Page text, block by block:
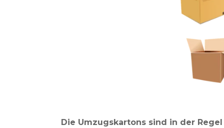
Die Umzugskartons sind in der